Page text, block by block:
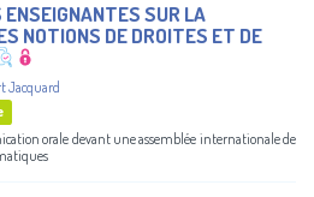
SUR LA
NOTIONS DE DROITES ET DE
Jacquard
orale devant une assemblée internationale de